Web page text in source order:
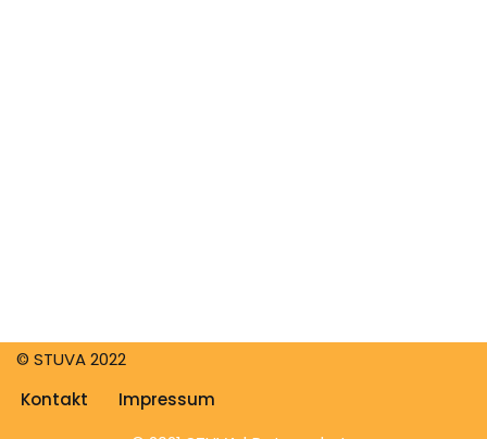
© STUVA 2022
Kontakt
Impressum